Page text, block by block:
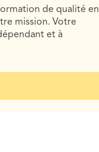
de qualité en
mission. Votre
et à